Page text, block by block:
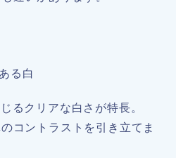
る白
るクリアな白さが特長。
コントラストを引き立てま